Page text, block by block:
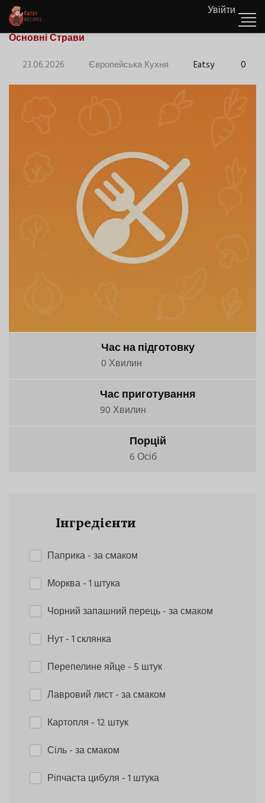
Увійти
Основні Страви
23.06.2026 Європейська Кухня Eatsy 0
Час на підготовку
0 Хвилин
Час приготування
90 Хвилин
Порцій
6 Осіб
Інгредієнти
Паприка- за смаком
Морква- 1 штука
Чорний запашний перець- за смаком
Нут- 1 склянка
Перепелине яйце- 5 штук
Лавровий лист- за смаком
Картопля - 12 штук
Сіль- за смаком
Ріпчаста цибуля - 1 штука